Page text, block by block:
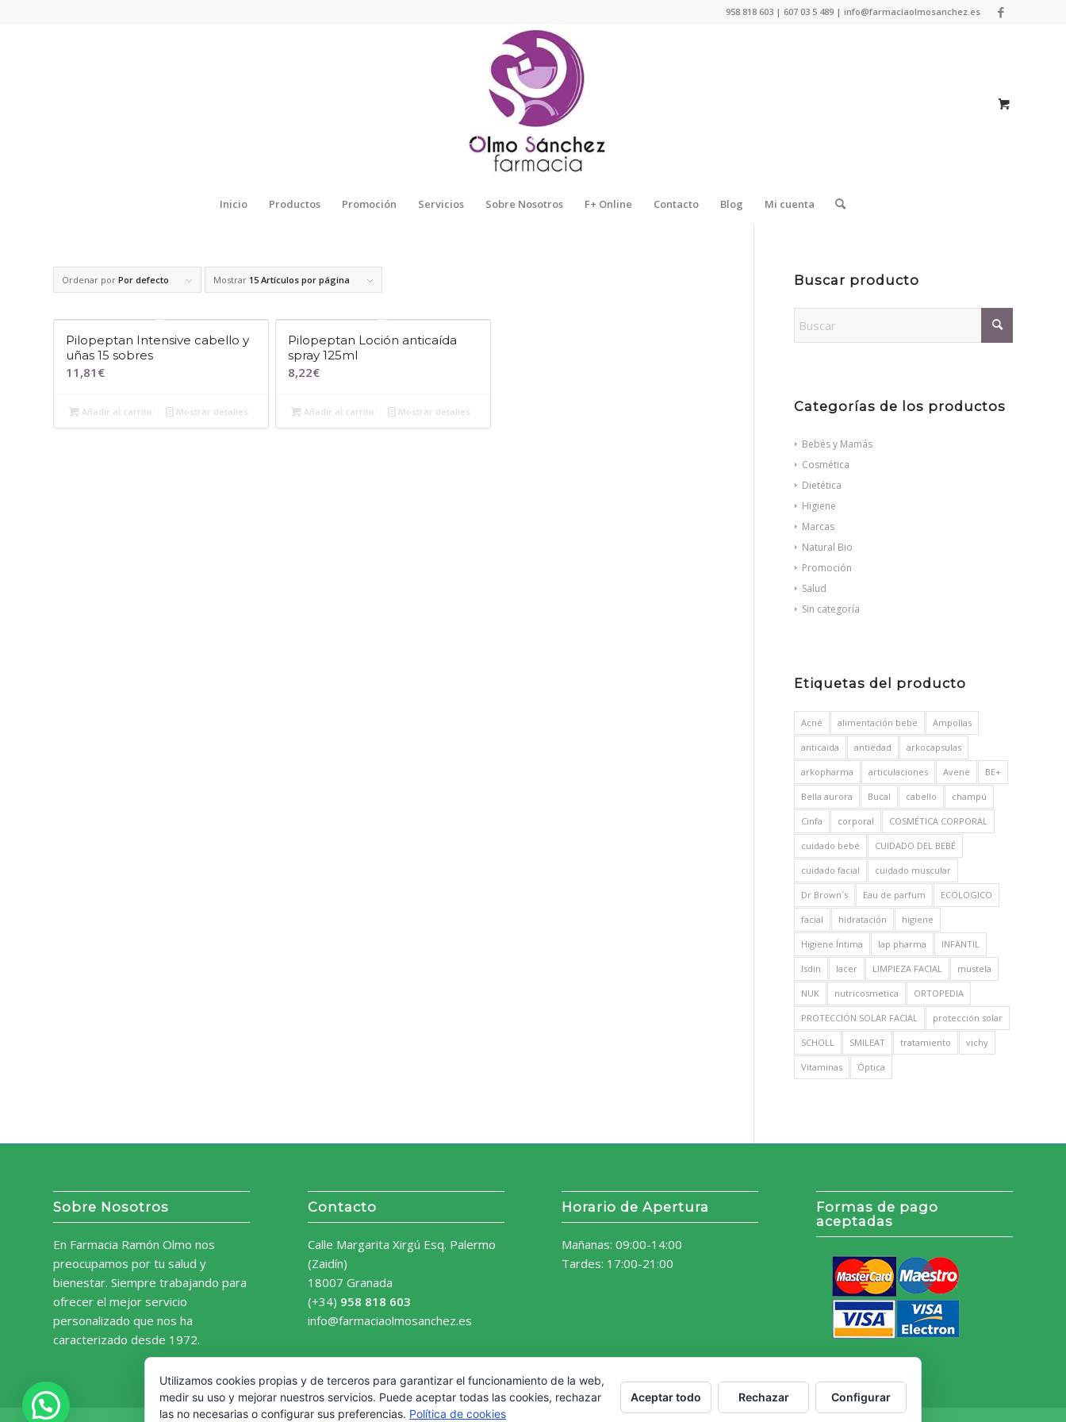
958 818 603 | 607 03 5 489 | info@farmaciaolmosanchez.es
Inicio Productos Promoción Servicios Sobre Nosotros F+ Online Contacto Blog Mi cuenta
Ordenar por Por defecto Mostrar 15 Artículos por página
Pilopeptan Intensive cabello y
uñas 15 sobres
11,81 €
Añadir al carrito Mostrar detalles
Pilopeptan Loción anticaída
spray 125ml
8,22€
Añadir al carrito Mostrar detalles
Buscar producto
Categorías de los productos
Bebés y Mamás
Cosmética
Dietética
Higiene
Marcas
Natural Bio
Promoción
Salud
Sin categoría
Etiquetas del producto
Acné alimentación bebe Ampollas
anticaida antiedad arkocapsulas
arkopharma articulaciones Avene BE+
Bella aurora Bucal cabello champú
Cinfa corporal COSMÉTICA CORPORAL
cuidado bebé CUIDADO DEL BEBÉ
cuidado facial cuidado muscular
Dr Brown´s Eau de parfum ECOLOGICO
facial hidratación higiene
Higiene Íntima Iap pharma INFANTIL
Isdin lacer LIMPIEZA FACIAL mustela
NUK nutricosmetica ORTOPEDIA
PROTECCIÓN SOLAR FACIAL protección solar
SCHOLL SMILEAT tratamiento vichy
Vitaminas Óptica
Sobre Nosotros
En Farmacia Ramón Olmo nos
preocupamos por tu salud y
bienestar. Siempre trabajando para
ofrecer el mejor servicio
personalizado que nos ha
caracterizado desde 1972.
Contacto
Calle Margarita Xirgú Esq. Palermo
(Zaidín)
18007 Granada
(+34) 958 818 603
info@farmaciaolmosanchez.es
Horario de Apertura
Mañanas: 09:00-14:00
Tardes: 17:00-21:00
Formas de pago
aceptadas
Utilizamos cookies propias y de terceros para garantizar el funcionamiento de la web,
medir su uso y mejorar nuestros servicios. Puede aceptar todas las cookies, rechazar
las no necesarias o configurar sus preferencias. Política de cookies
Aceptar todo Rechazar Configurar